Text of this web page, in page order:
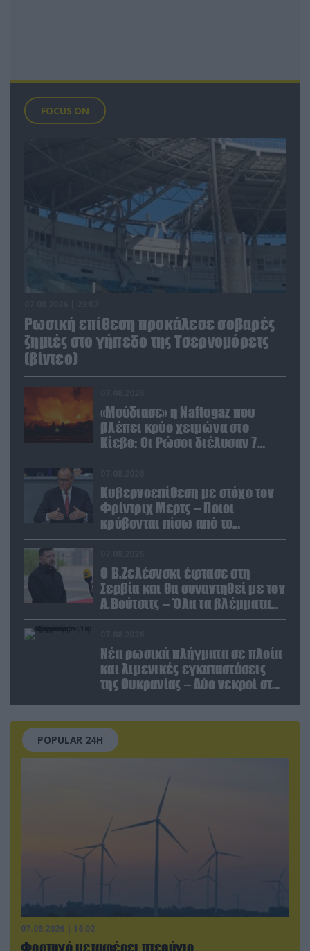
FOCUS ON
Ρωσική επίθεση προκάλεσε σοβαρές
ζημιές στο γήπεδο της Τσερνομόρετς
(βίντεο)
«Μούδιασε» η Naftogaz που
βλέπει κρύο χειμώνα στο
Κίεβο: Οι Ρώσοι διέλυσαν 7
εγκαταστάσεις του ουκρανικού
Κυβερνοεπίθεση με στόχο τον
Φρίντριχ Μερτς – Ποιοι
κρύβονται πίσω από το
παραποιημένο βίντεο
Ο Β.Ζελέσνσκι έφτασε στη
Σερβία και θα συναντηθεί με τον
Α.Βούτσιτς – Όλα τα βλέμματα
στις σχέσεις με τη Ρωσία
Νέα ρωσικά πλήγματα σε πλοία
και λιμενικές εγκαταστάσεις
της Ουκρανίας – Δύο νεκροί στην
POPULAR 24H
07.08.2026 | 16:02
Φορτηγό μεταφέρει πτερύγιο